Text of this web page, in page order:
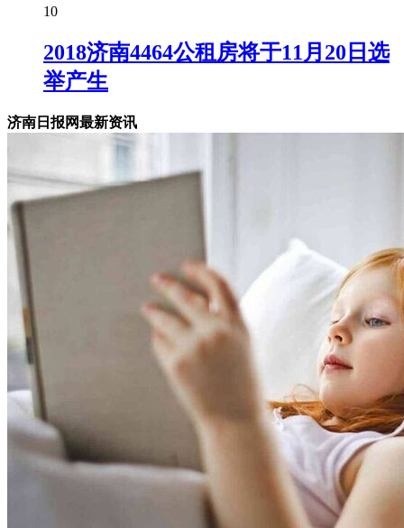
10
2018济南4464公租房将于11月20日选
举产生
济南日报网最新资讯